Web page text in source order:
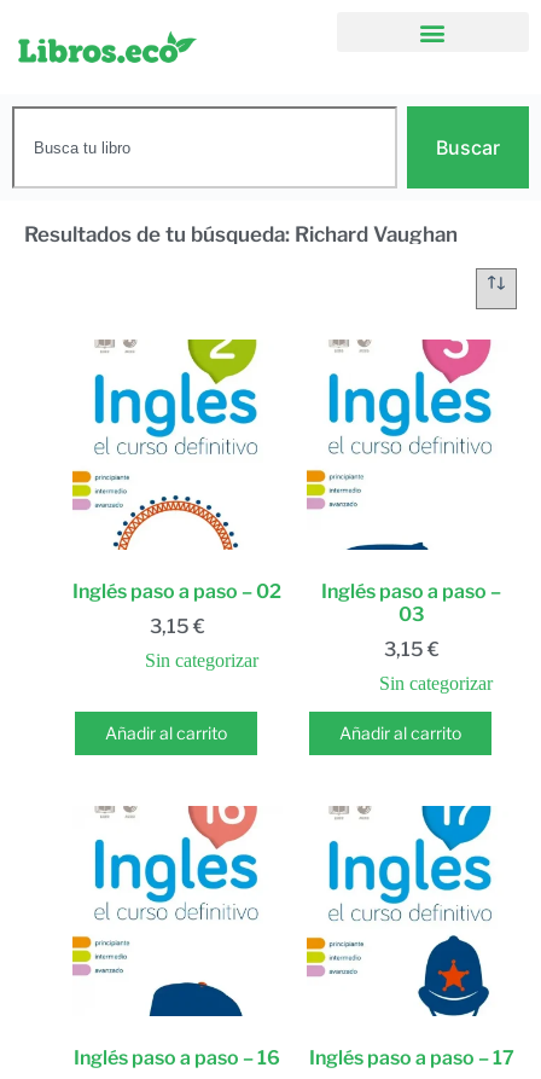
Buscar
Resultados de tu búsqueda: Richard Vaughan
Inglés paso a paso – 02
3,15 €
Sin categorizar
Añadir al carrito
Inglés paso a paso –
03
3,15 €
Sin categorizar
Añadir al carrito
Inglés paso a paso – 16
Inglés paso a paso – 17